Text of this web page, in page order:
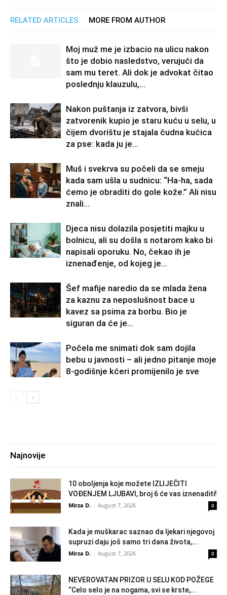
RELATED ARTICLES MORE FROM AUTHOR
Moj muž me je izbacio na ulicu nakon
što je dobio nasledstvo, verujući da
sam mu teret. Ali dok je advokat čitao
poslednju klauzulu,...
Nakon puštanja iz zatvora, bivši
zatvorenik kupio je staru kuću u selu, u
čijem dvorištu je stajala čudna kućica
za pse: kada ju je...
Muš i svekrva su počeli da se smeju
kada sam ušla u sudnicu: “Ha-ha, sada
ćemo je obraditi do gole kože.” Ali nisu
znali...
Djeca nisu dolazila posjetiti majku u
bolnicu, ali su došla s notarom kako bi
napisali oporuku. No, čekao ih je
iznenađenje, od kojeg je...
Šef mafije naredio da se mlada žena
za kaznu za neposlušnost bace u
kavez sa psima za borbu. Bio je
siguran da će je...
Počela me snimati dok sam dojila
bebu u javnosti – ali jedno pitanje moje
8-godišnje kćeri promijenilo je sve
Najnovije
10 oboljenja koje možete IZLIJEČITI
VOĐENJEM LJUBAVI, broj 6 će vas iznenaditi!
Mirza D. - August 7, 2026 0
Kada je muškarac saznao da ljekari njegovoj
supruzi daju još samo tri dana života,...
Mirza D. - August 7, 2026 0
NEVEROVATAN PRIZOR U SELU KOD POŽEGE
“Celo selo je na nogama, svi se krste,...